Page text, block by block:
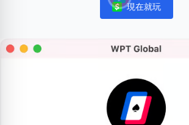
Notifications
現在就玩